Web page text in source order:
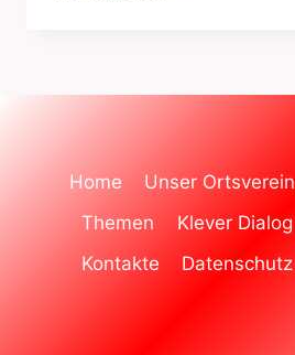
Home Unser Ortsverein
Themen
Klever Dialog
Kontakte
Datenschutz